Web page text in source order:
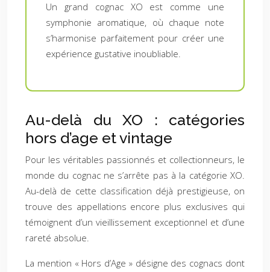
Un grand cognac XO est comme une
symphonie aromatique, où chaque note
s’harmonise parfaitement pour créer une
expérience gustative inoubliable.
Au-delà du XO : catégories
hors d’age et vintage
Pour les véritables passionnés et collectionneurs, le
monde du cognac ne s’arrête pas à la catégorie XO.
Au-delà de cette classification déjà prestigieuse, on
trouve des appellations encore plus exclusives qui
témoignent d’un vieillissement exceptionnel et d’une
rareté absolue.
La mention « Hors d’Age » désigne des cognacs dont